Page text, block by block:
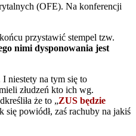
(OFE). Na konferencji
przystawić stempel tzw.
nimi dysponowania jest
niestety na tym się to
złudzeń kto ich wg.
że to „ZUS będzie
się powiódł, zaś rachuby na jakiś